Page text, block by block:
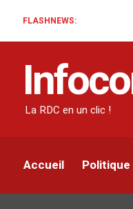
FLASHNEWS:
La RDC en un clic !
Accueil Politique